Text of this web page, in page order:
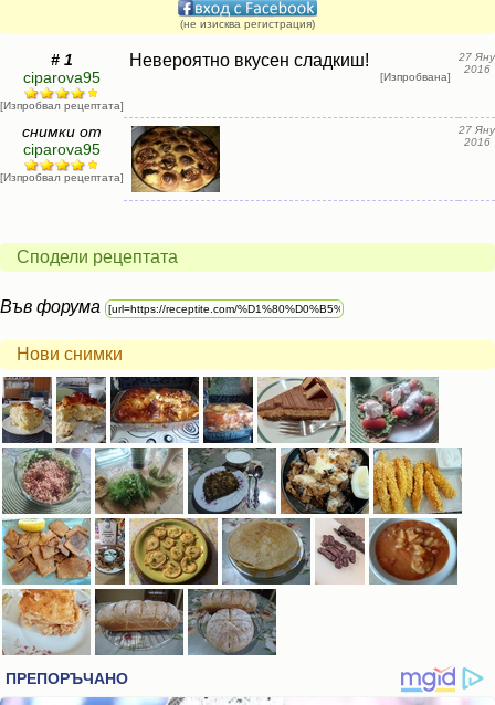
(не изисква регистрация)
# 1
ciparova95
[Изпробвал рецептата]
Невероятно вкусен сладкиш!
[Изпробвана]
27 Яну
2016
снимки от
ciparova95
[Изпробвал рецептата]
27 Яну
2016
Сподели рецептата
Във форума
Нови снимки